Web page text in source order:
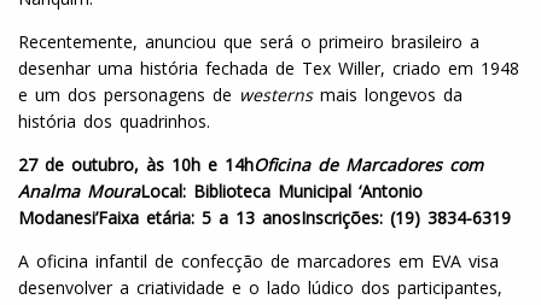
Recentemente, anunciou que será o primeiro brasileiro a
desenhar uma história fechada de Tex Willer, criado em 1948
e um dos personagens de westernsmais longevos da
história dos quadrinhos.
27 de outubro, às 10h e 14hOficina de Marcadores com
Analma MouraLocal: Biblioteca Municipal ‘Antonio
Modanesi’Faixa etária: 5 a 13 anosInscrições: (19) 3834-6319
A oficina infantil de confecção de marcadores em EVA visa
desenvolver a criatividade e o lado lúdico dos participantes,